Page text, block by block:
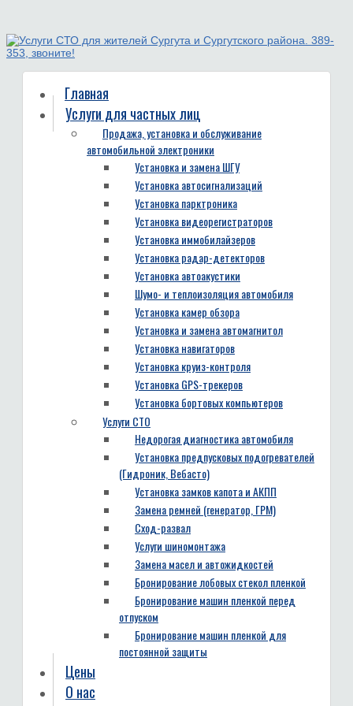
Главная
Услуги для частных лиц
Продажа, установка и обслуживание
автомобильной электроники
Установка и замена ШГУ
Установка автосигнализаций
Установка парктроника
Установка видеорегистраторов
Установка иммобилайзеров
Установка радар-детекторов
Установка автоакустики
Шумо- и теплоизоляция автомобиля
Установка камер обзора
Установка и замена автомагнитол
Установка навигаторов
Установка круиз-контроля
Установка GPS-трекеров
Установка бортовых компьютеров
Услуги СТО
Недорогая диагностика автомобиля
Установка предпусковых подогревателей
(Гидроник, Вебасто)
Установка замков капота и АКПП
Замена ремней (генератор, ГРМ)
Сход-развал
Услуги шиномонтажа
Замена масел и автожидкостей
Бронирование лобовых стекол пленкой
Бронирование машин пленкой перед
отпуском
Бронирование машин пленкой для
постоянной защиты
Цены
О нас